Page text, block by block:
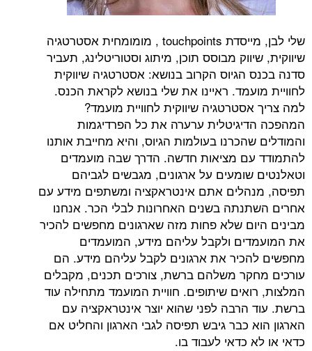
שלי לבן, מייסדת touchpoints , מומומחית אסטרטגיה
שיווקית, שיווק מבוסס תוכן, מיתוג וסטוריטלינג, תעביר
סדנה בכנס הגיוס הקרוב בנושא: אסטרטגיה שיווקית
לחוויית מועמד. ראיינו את שלי בנושא לקראת הכנס.
למה צריך אסטרטגיה שיווקית לחוויית מועמד?
המהפכה הדיגיטלית ערערה את כל הפרדיגמות
והמודלים שהכרנו בעולמות הגיוס, והיא מחייבת אותנו
להתמודד עם מציאות חדשה. הדרך שבה מועמדים
וטאלנטים שומעים על ארגונים, מגבשים לגביהם
תפיסה, מנהלים אתם אינטראקציה ומשתפים מידע עם
אחרים השתנתה בשנים האחרונות לבלי הכר. אנחנו
מבינים היום שלא פחות מזה שארגונים מחפשים להכיר
את המועמדים ולקבל עליהם מידע, המועמדים
מחפשים להכיר את ארגונים לקבל עליהם מידע. הם
עורכים מחקר משלהם ברשת, צורכים תכנים, מקבלים
המלצות, רואים שיתופים. חוויית המועמד מתחילה עוד
ברשת. עוד הרבה לפני שהוא יוצר אינטראקציה עם
הארגון הוא כבר גיבש תפיסה לגבי הארגון והחליט אם
כדאי או לא כדאי לעבוד בו.